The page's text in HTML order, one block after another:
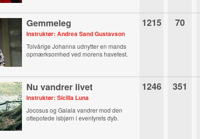
Gemmeleg
Instruktør: Andrea Sand Gustavson
Tolvårige Johanna udnytter en mands
opmærksomhed ved morens havefest.
1215 70
Nu vandrer livet
Instruktør: Sicilla Luna
Jocosus og Gaiala vandrer mod den
ottepotede isbjørn i eventyrets dyb.
1246 351